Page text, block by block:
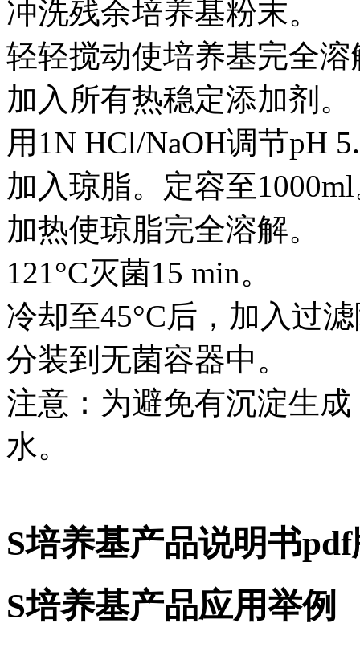
冲洗残余培养基粉末。
轻轻搅动使培养基完全溶
加入所有热稳定添加剂。
用1N HCl/NaOH调节pH
加入琼脂。定容至
加热使琼脂完全溶解。
121°C灭菌15 min。
冷却至45°C后，加入过
分装到无菌容器中。
注意：为避免有沉淀生
水。
S培养基产品说明书
S培养基产品应用举例